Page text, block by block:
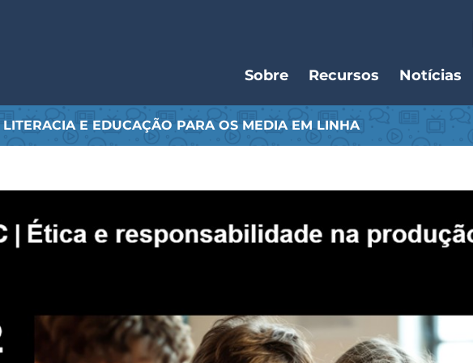
Navegação
principal
Sobre Recursos Notícias
LITERACIA E EDUCAÇÃO PARA OS MEDIA EM LINHA